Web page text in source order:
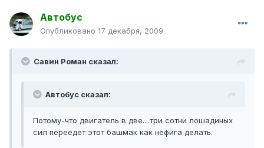
Автобус
Опубликовано 17 декабря, 2009
Савин Роман сказал:
Автобус сказал:
Потому-что двигатель в две....три сотни лошадиных
сил переедет этот башмак как нефига делать.